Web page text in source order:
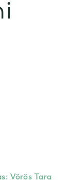
Vörös Tara